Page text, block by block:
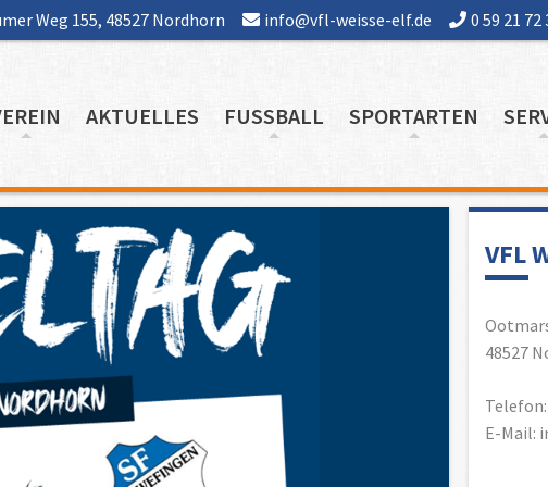
Weg 155, 48527 Nordhorn info@vfl-weisse-elf.de 0 59 21 72
AKTUELLES FUSSBALL SPORTARTEN
VFL
48527
Telefon:
E-Mail: